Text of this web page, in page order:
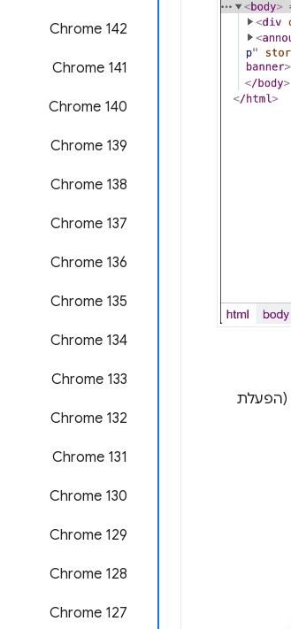
Chrome 142
Chrome 141
Chrome 140
Chrome 139
Chrome 138
Chrome 137
Chrome 136
Chrome 135
Chrome 134
Chrome 133
Chrome 132
Chrome 131
Chrome 130
Chrome 129
Chrome 128
Chrome 127
(הפעלת